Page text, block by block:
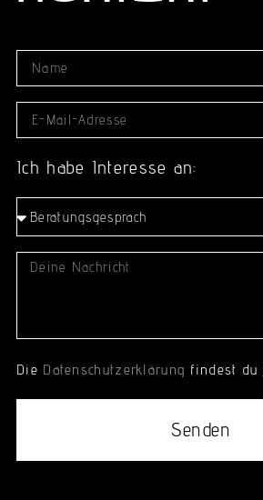
Ich habe Interesse an:
Die Datenschutzerklärung findest du
Senden